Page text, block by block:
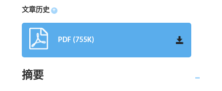
文章历史 +
PDF (755K)
摘要